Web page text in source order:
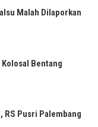
Malah Dilaporkan
Bentang
RS Pusri Palembang